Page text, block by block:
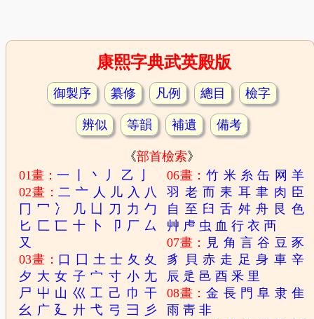
康熙字典武英殿版
御製序 纂修 凡例 總目 檢字
辨似 等韻 補遺 備考
《部首檢索》
01畫：一 丶 丿 乙
02畫：二 亠 人 儿 入 八
冂 冖 冫 几 凵 刀 力 勹
匕 匚 匸 十 卜 卩 厂 厶
又
03畫： 口 囗 土 士 夂 夊
夕 大 女 子 宀 寸 小 尢
尸 屮 山 巛 工 己 巾 干
幺 广 廴 廾 弋 弓 彐
彡
06畫：竹 米 糸 缶 网 羊
羽 老 而 耒 耳 聿 肉 臣
自 至 臼 舌 舛 舟 艮 色
艸 虍 虫 血 行 衣 襾
07畫： 見 角 言 谷 豆 豕
豸
貝 赤 走 足 身 車 辛
辰 辵 邑 酉 釆 里
08畫：金 長 門 阜 隶 隹
雨 靑 非